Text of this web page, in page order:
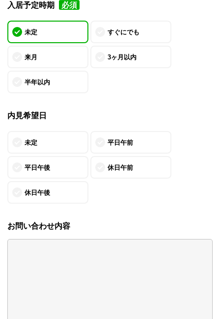
入居予定時期 必須
未定 すぐにでも
来月 3ヶ月以内
半年以内
内見希望日
未定 平日午前
平日午後 休日午前
休日午後
お問い合わせ内容